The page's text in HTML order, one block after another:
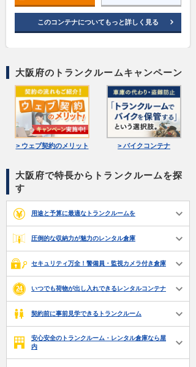
このコンテナについてもっと詳しく見る
大阪府のトランクルームキャンペーン
> ウェブ契約のメリット > バイクコンテナ
大阪府で特長からトランクルームを探
す
用途と予算に最適なトランクルームを
圧倒的な収納力が魅力のレンタル倉庫
セキュリティ万全！警備員・監視カメラ付き倉庫
いつでも荷物が出し入れできるレンタルコンテナ
契約前に事前見学できるトランクルーム
安心安全のトランクルーム・レンタル倉庫なら屋
内